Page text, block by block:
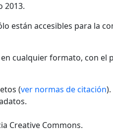
2013.
están accesibles para la
cualquier formato, con
(ver normas de citación).
Creative Commons.